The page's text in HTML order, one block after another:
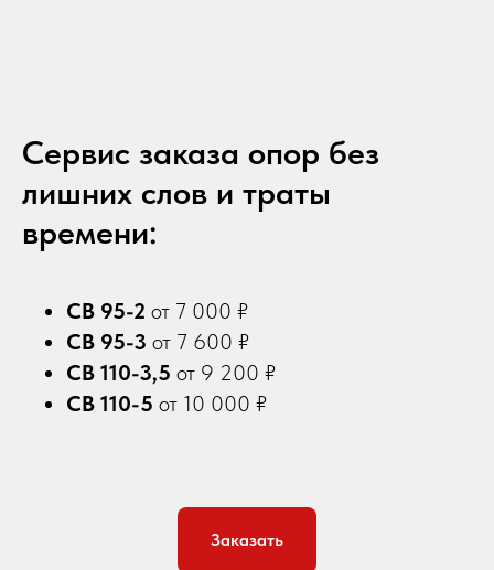
Сервис заказа опор без
лишних слов и траты
времени:
СВ 95-2 от 7 000 ₽
СВ 95-3 от 7 600 ₽
СВ 110-3,5 от 9 200 ₽
СВ 110-5 от 10 000 ₽
Заказать